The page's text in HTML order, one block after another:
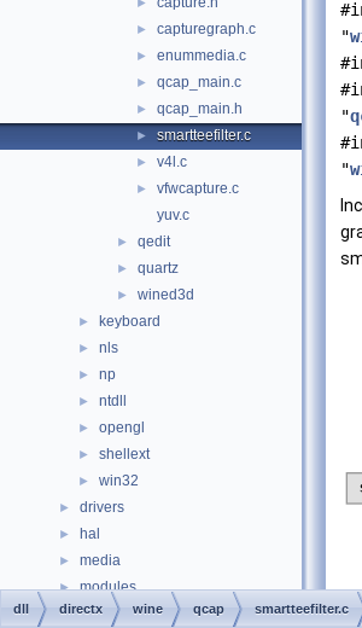
► capturegraph.c
► enummedia.c
► qcap_main.c
► qcap_main.h
► smartteefilter.c
► v4l.c
►
vfwcapture.c
yuv.c
► qedit
► quartz
► wined3d
► keyboard
► nls
► np
► ntdll
► opengl
► shellext
► win32
► drivers
► hal
► media
► modules
► ntoskrnl
"
"
"
dll directx wine qcap smartteefilter.c